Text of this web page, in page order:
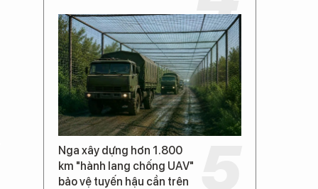
Nga xây dựng hơn 1.800
km "hành lang chống UAV"
bảo vệ tuyến hậu cần trên